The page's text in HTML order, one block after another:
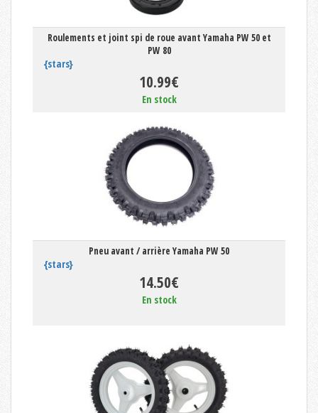
Roulements et joint spi de roue avant Yamaha PW 50 et
PW 80
{stars}
10.99€
En stock
Pneu avant / arrière Yamaha PW 50
{stars}
14.50€
En stock